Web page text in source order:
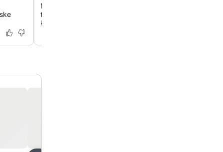
Nyd godt af en strategisk beliggenhed med gode
transportforbindelser til det centrale København, kun
kørsel væk.